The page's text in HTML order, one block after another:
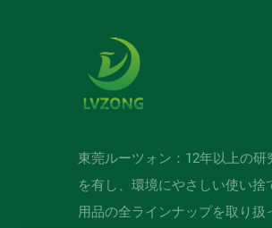
東莞ルーツォン：12年以上の
を有し、環境にやさしい使い
用品の全ラインナップを取り扱